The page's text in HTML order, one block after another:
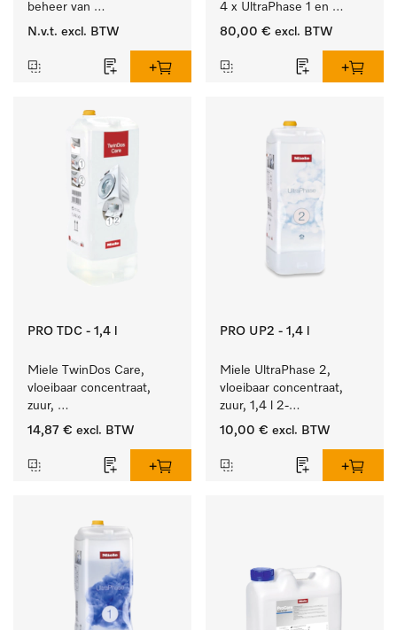
beheer van
Miele Professional
N.v.t. excl. BTW
4 x UltraPhase 1 en
2 x UltraPhase 2.
80,00 € excl. BTW
PRO TDC - 1,4 l
Miele TwinDos Care,
vloeibaar concentraat,
zuur,
1,4 l Reinigingsmiddel
doseersysteem.
14,87 € excl. BTW
PRO UP2 - 1,4 l
Miele UltraPhase 2,
vloeibaar concentraat,
zuur, 1,4 l 2-
componentenwasmiddel
wasgoed.
10,00 € excl. BTW